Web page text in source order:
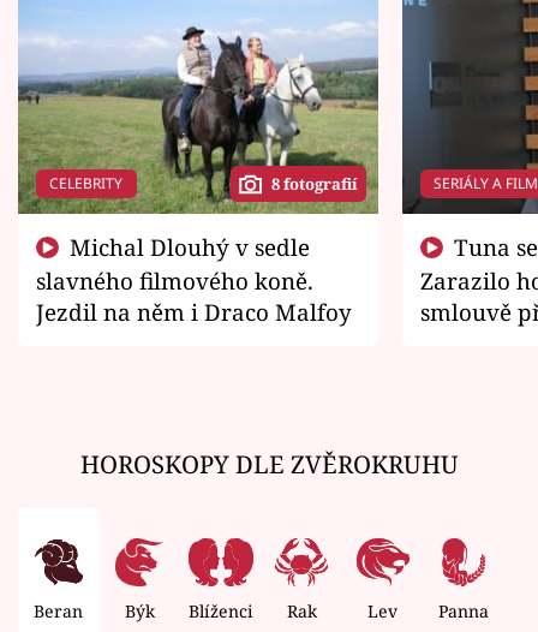
CELEBRITY 8 fotografií
slavného filmového koně.
Jezdil na něm i Draco Malfoy
SERIÁLY A
Zarazilo
smlouvě
HOROSKOPY DLE ZVĚROKRUHU
Beran Býk Blíženci Rak Lev Panna